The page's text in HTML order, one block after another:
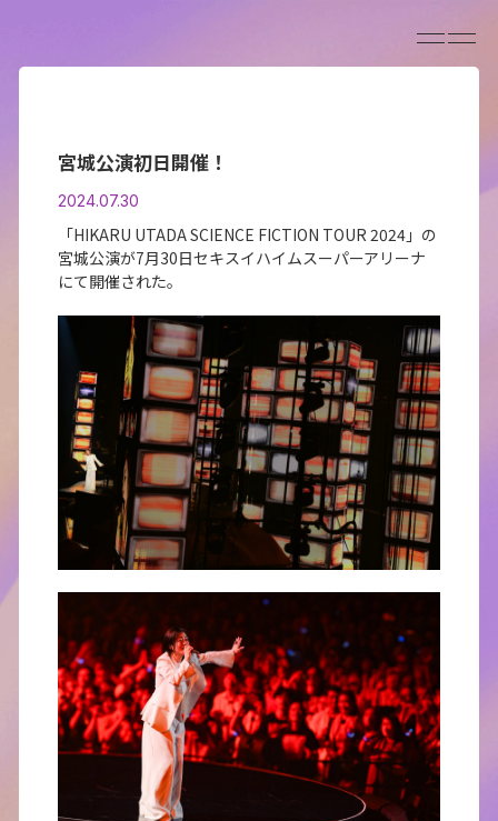
宮城公演初日開催！
2024.07.30
「HIKARU UTADA SCIENCE FICTION TOUR 2024」の
宮城公演が7月30日セキスイハイムスーパーアリーナ
にて開催された。